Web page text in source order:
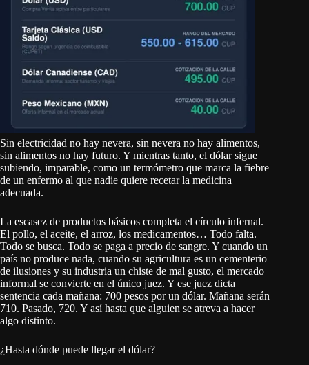
Sin electricidad no hay nevera, sin nevera no hay alimentos,
sin alimentos no hay futuro. Y mientras tanto, el dólar sigue
subiendo, imparable, como un termómetro que marca la fiebre
de un enfermo al que nadie quiere recetar la medicina
adecuada.
La escasez de productos básicos completa el círculo infernal.
El pollo, el aceite, el arroz, los medicamentos… Todo falta.
Todo se busca. Todo se paga a precio de sangre. Y cuando un
país no produce nada, cuando su agricultura es un cementerio
de ilusiones y su industria un chiste de mal gusto, el mercado
informal se convierte en el único juez. Y ese juez dicta
sentencia cada mañana: 700 pesos por un dólar. Mañana serán
710. Pasado, 720. Y así hasta que alguien se atreva a hacer
algo distinto.
¿Hasta dónde puede llegar el dólar?